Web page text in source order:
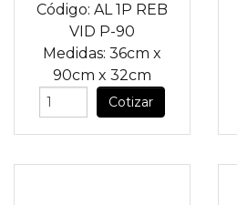
Código: AL 1P REB
VID P-90
Medidas: 36cm x
90cm x 32cm
Cotizar